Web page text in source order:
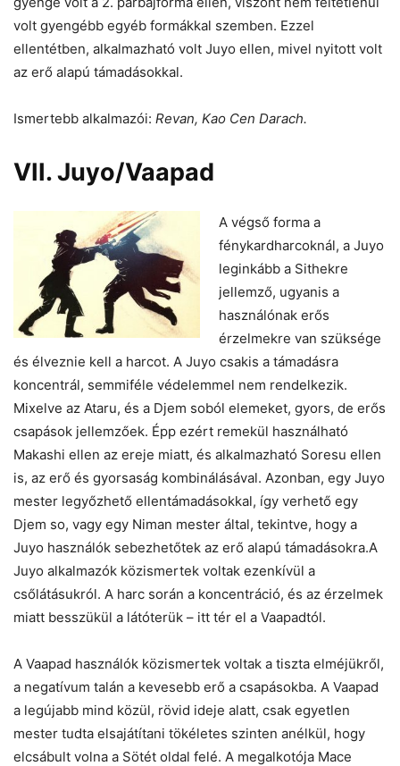
volt gyengébb egyéb formákkal szemben. Ezzel
ellentétben, alkalmazható volt Juyo ellen, mivel nyitott volt
az erő alapú támadásokkal.
Ismertebb alkalmazói: Revan, Kao Cen Darach.
VII. Juyo/Vaapad
A végső forma a
fénykardharcoknál, a Juyo
leginkább a Sithekre
jellemző, ugyanis a
használónak erős
érzelmekre van szüksége
és élveznie kell a harcot. A Juyo csakis a támadásra
koncentrál, semmiféle védelemmel nem rendelkezik.
Mixelve az Ataru, és a Djem soból elemeket, gyors, de erős
csapások jellemzőek. Épp ezért remekül használható
Makashi ellen az ereje miatt, és alkalmazható Soresu ellen
is, az erő és gyorsaság kombinálásával. Azonban, egy Juyo
mester legyőzhető ellentámadásokkal, így verhető egy
Djem so, vagy egy Niman mester által, tekintve, hogy a
Juyo használók sebezhetőtek az erő alapú támadásokra.A
Juyo alkalmazók közismertek voltak ezenkívül a
csőlátásukról. A harc során a koncentráció, és az érzelmek
miatt besszükül a látóterük – itt tér el a Vaapadtól.
A Vaapad használók közismertek voltak a tiszta elméjükről,
a negatívum talán a kevesebb erő a csapásokba. A Vaapad
a legújabb mind közül, rövid ideje alatt, csak egyetlen
mester tudta elsajátítani tökéletes szinten anélkül, hogy
elcsábult volna a Sötét oldal felé. A megalkotója Mace